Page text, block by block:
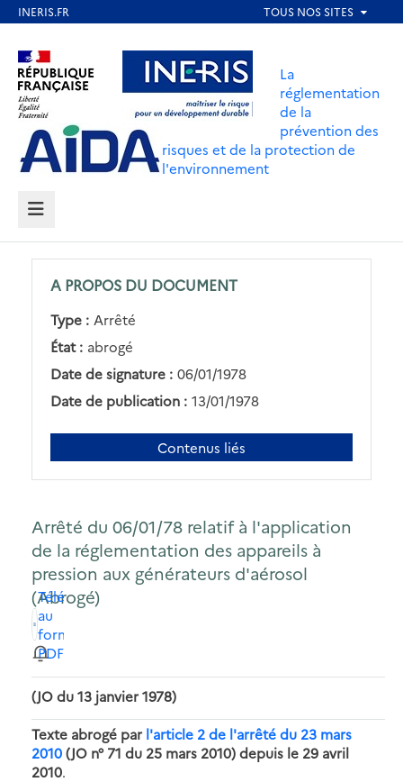
contenu
principal
Aller au contenu Aller au menu
Aller au pied de page
La
réglementation
de la
prévention des
risques et de la protection de
l'environnement
MENU
A PROPOS DU DOCUMENT
Type : Arrêté
État : abrogé
Date de signature : 06/01/1978
Date de publication : 13/01/1978
Contenus liés
Arrêté du 06/01/78 relatif à l'application
de la réglementation des appareils à
pression aux générateurs d'aérosol
(Abrogé)
Télécharger
au
format
PDF
(JO du 13 janvier 1978)
Texte abrogé par l'article 2 de l'arrêté du 23 mars
2010(JO n° 71 du 25 mars 2010) depuis le 29 avril
2010.